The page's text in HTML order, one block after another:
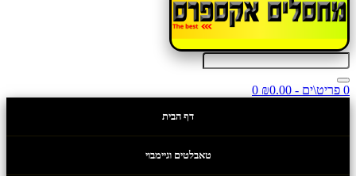
0 פריט\ים - ₪0.00 0
דף הבית
טאבלטים וגיימבוי